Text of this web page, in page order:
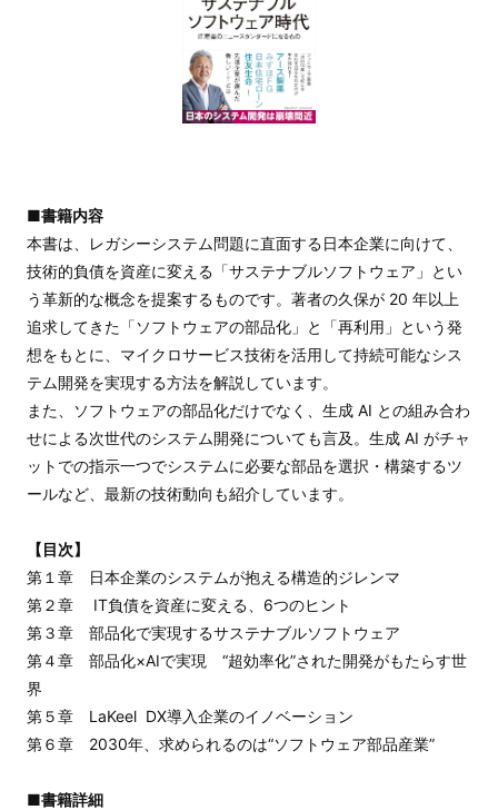
■書籍内容
本書は、レガシーシステム問題に直面する日本企業に向けて、
技術的負債を資産に変える「サステナブルソフトウェア」とい
う革新的な概念を提案するものです。著者の久保が 20 年以上
追求してきた「ソフトウェアの部品化」と「再利用」という発
想をもとに、マイクロサービス技術を活用して持続可能なシス
テム開発を実現する方法を解説しています。
また、ソフトウェアの部品化だけでなく、生成 AI との組み合わ
せによる次世代のシステム開発についても言及。生成 AI がチャ
ットでの指示一つでシステムに必要な部品を選択・構築するツ
ールなど、最新の技術動向も紹介しています。
【目次】
第１章 日本企業のシステムが抱える構造的ジレンマ
第２章 IT負債を資産に変える、6つのヒント
第３章 部品化で実現するサステナブルソフトウェア
第４章 部品化×AIで実現 “超効率化”された開発がもたらす世
界
第５章 LaKeel DX導入企業のイノベーション
第６章 2030年、求められるのは“ソフトウェア部品産業”
■書籍詳細